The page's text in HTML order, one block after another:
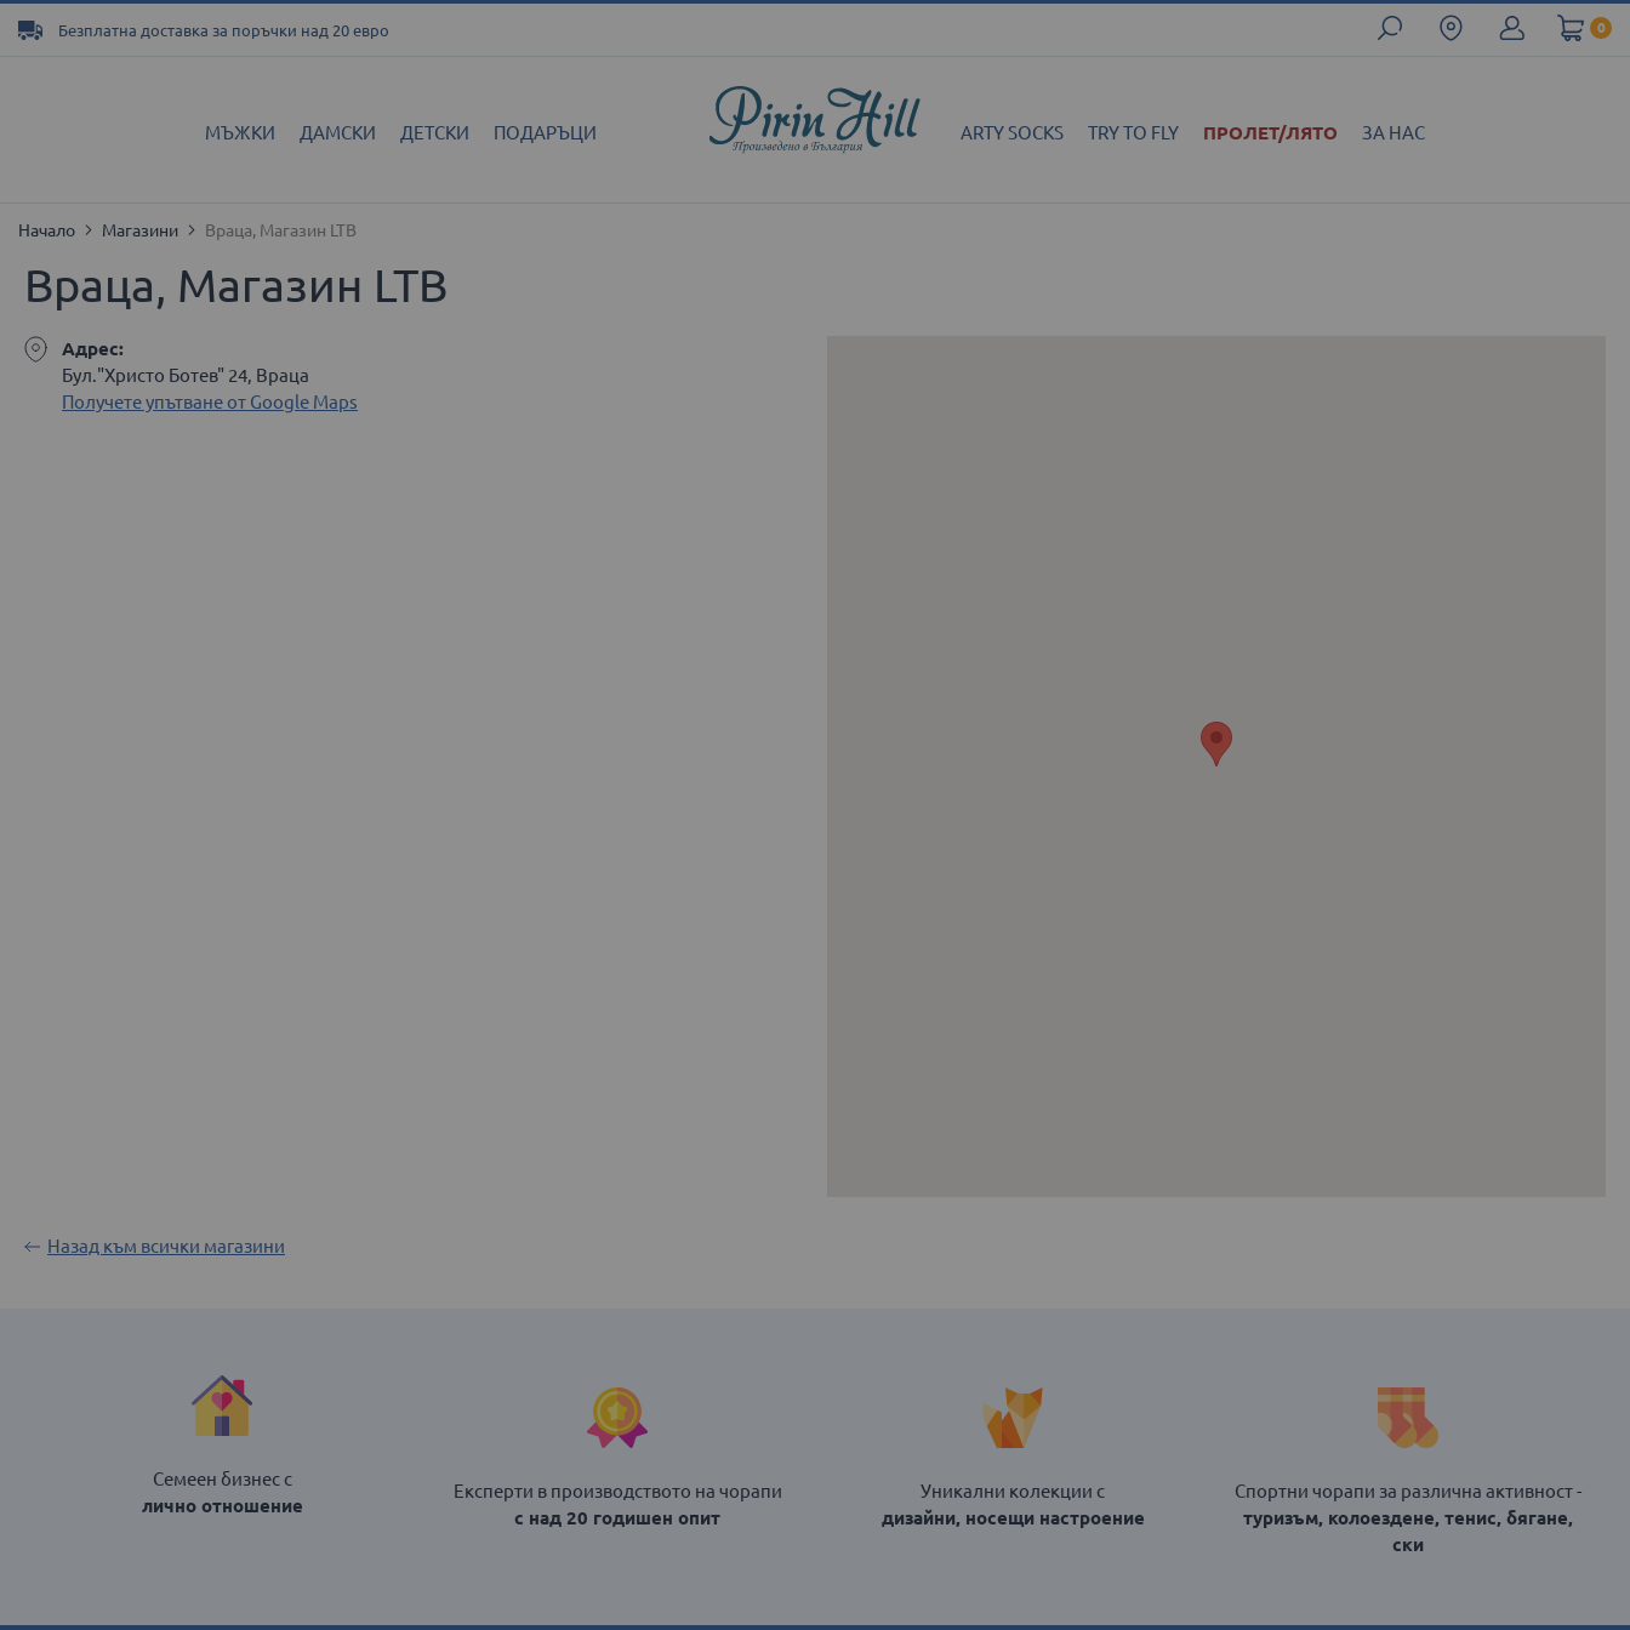
0
Безплатна доставка за поръчки над 20 евро
МЪЖКИ ДАМСКИ ДЕТСКИ ПОДАРЪЦИ ARTY SOCKS TRY TO FLY ПРОЛЕТ/ЛЯТО ЗА НАС
Начало Магазини Враца, Магазин LTB
Враца, Магазин LTB
Адрес:
Бул."Христо Ботев" 24, Враца
Получете упътване от Google Maps
Назад към всички магазини
Семеен бизнес с
лично отношение
Експерти в производството на чорапи
с над 20 годишен опит
Уникални колекции с
дизайни, носещи настроение
Спортни чорапи за различна активност -
туризъм, колоездене, тенис, бягане,
ски